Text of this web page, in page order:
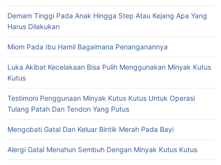
Demam Tinggi Pada Anak Hingga Step Atau Kejang Apa Yang
Harus Dilakukan
Miom Pada Ibu Hamil Bagaimana Penanganannya
Luka Akibat Kecelakaan Bisa Pulih Menggunakan Minyak Kutus
Kutus
Testimoni Penggunaan Minyak Kutus Kutus Untuk Operasi
Tulang Patah Dan Tendon Yang Putus
Mengobati Gatal Dan Keluar Bintik Merah Pada Bayi
Alergi Gatal Menahun Sembuh Dengan Minyak Kutus Kutus